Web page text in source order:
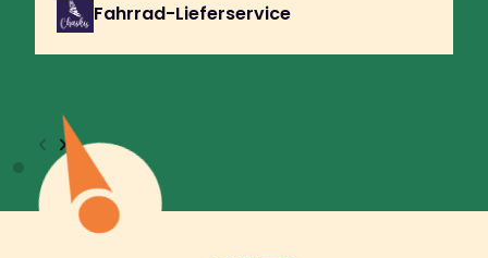
Fahrrad-Lieferservice